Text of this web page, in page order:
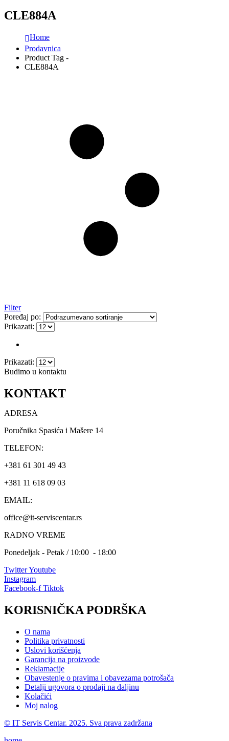
CLE884A
Home
Prodavnica
Product Tag -
CLE884A
Filter
Poređaj po:
Prikazati:
Prikazati:
Budimo u kontaktu
KONTAKT
ADRESA
Poručnika Spasića i Mašere 14
TELEFON:
+381 61 301 49 43
+381 11 618 09 03
EMAIL:
office@it-serviscentar.rs
RADNO VREME
Ponedeljak - Petak / 10:00 - 18:00
TwitterYoutube
Instagram
Facebook-f Tiktok
KORISNIČKA PODRŠKA
O nama
Politika privatnosti
Uslovi korišćenja
Garancija na proizvode
Reklamacije
Obavestenje o pravima i obavezama potrošača
Detalji ugovora o prodaji na daljinu
Kolačići
Moj nalog
© IT Servis Centar. 2025. Sva prava zadržana